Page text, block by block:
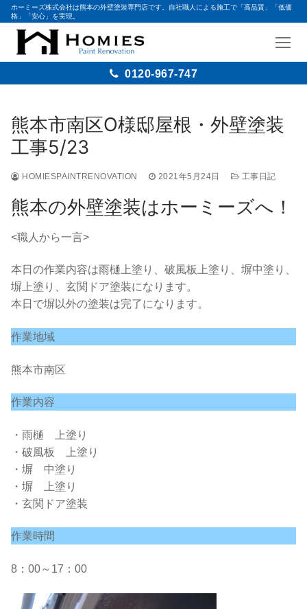
ホーミーズ株式会社は熊本の外壁塗装専門店です。自社職人による施工で「高品質」「低価
格」「安心」を実現。
0120-967-747
熊本市南区O様邸屋根・外壁塗装
工事5/23
HOMIESPAINTRENOVATION 2021年5月24日 工事日記
熊本の外壁塗装はホーミーズへ！
<職人から一言>
本日の作業内容は雨樋上塗り、破風板上塗り、塀中塗り、
塀上塗り、玄関ドア塗装になります。
本日で塀以外の塗装は完了になります。
作業地域
熊本市南区
作業内容
・雨樋 上塗り
・破風板 上塗り
・塀 中塗り
・塀 上塗り
・玄関ドア塗装
作業時間
8：00～17：00